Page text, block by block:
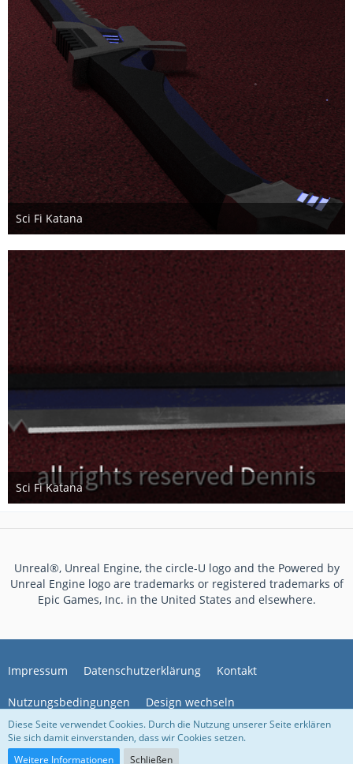
Sci Fi Katana
3. Mai 2020
Sci Fi Katana
3. Mai 2020
Unreal®, Unreal Engine, the circle-U logo and the Powered by
Unreal Engine logo are trademarks or registered trademarks of
Epic Games, Inc. in the United States and elsewhere.
Impressum Datenschutzerklärung Kontakt
Nutzungsbedingungen Design wechseln
Community-Software:
Diese Seite verwendet Cookies. Durch die Nutzung unserer Seite erklären
Sie sich damit einverstanden, dass wir Cookies setzen.
Weitere Informationen
Schließen